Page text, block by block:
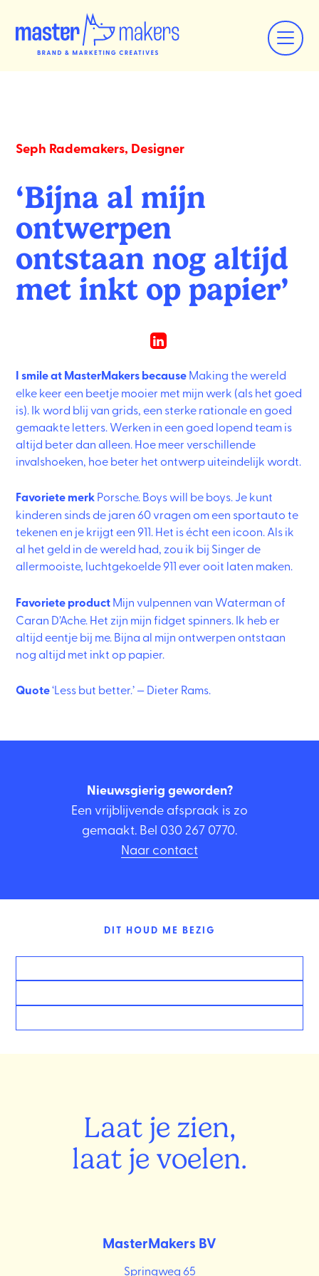
Seph Rademakers, Designer
‘Bijna al mijn
ontwerpen
ontstaan nog altijd
met inkt op papier’
I smile at MasterMakers becauseMaking the wereld
elke keer een beetje mooier met mijn werk (als het goed
is). Ik word blij van grids, een sterke rationale en goed
gemaakte letters. Werken in een goed lopend team is
altijd beter dan alleen. Hoe meer verschillende
invalshoeken, hoe beter het ontwerp uiteindelijk wordt.
Favoriete merkPorsche. Boys will be boys. Je kunt
kinderen sinds de jaren 60 vragen om een sportauto te
tekenen en je krijgt een 911. Het is écht een icoon. Als ik
al het geld in de wereld had, zou ik bij Singer de
allermooiste, luchtgekoelde 911 ever ooit laten maken.
Favoriete productMijn vulpennen van Waterman of
Caran D’Ache. Het zijn mijn fidget spinners. Ik heb er
altijd eentje bij me. Bijna al mijn ontwerpen ontstaan
nog altijd met inkt op papier.
Quote‘Less but better.’ — Dieter Rams.
Nieuwsgierig geworden?
Een vrijblijvende afspraak is zo
gemaakt. Bel 030 267 0770.
Naar contact
DIT HOUD ME BEZIG
Laat je zien,
laat je voelen.
MasterMakers BV
Springweg 65